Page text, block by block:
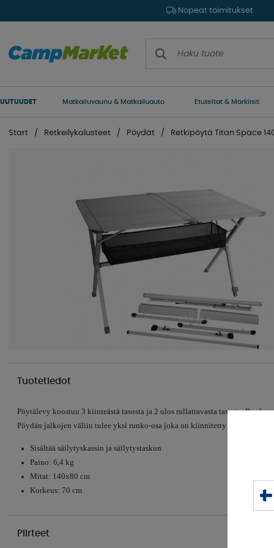
Nopeat toimitukset
UUTUUDET Matkailuvaunu & Matkailuauto Etuteltat & Markiisit
Start Retkeilykalusteet Pöydät Retkipöytä Titan Space
Tuotetiedot
Pöytälevy koostuu 3 kiinteästä tasosta ja 2 ulos rullattavasta tasosta. Runko
Pöydän jalkojen väliin tulee yksi runko-osa joka on kiinnitetty jalkojen väliin.
Sisältää säilytyskassin ja säilytystaskun
Paino: 6,4 kg
Mitat: 140x80 cm
Korkeus: 70 cm
Piirteet